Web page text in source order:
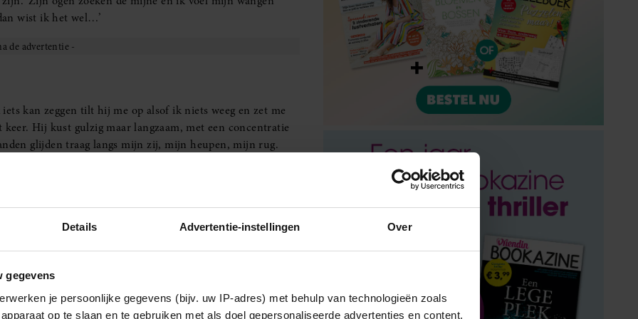
Details Advertentie-instellingen Over
gegevens
je persoonlijke gegevens (bijv. uw IP-adres) met behulp van technologieën zoals
op te slaan en te gebruiken met als doel gepersonaliseerde advertenties en content,
wist ik het wel…’
kan zeggen tilt hij me op alsof ik niets weeg en zet me
Hij kust gulzig maar langzaam, met een concentratie
glijden traag langs mijn zij, mijn heupen, mijn rug.
ik word weer overspoeld door dezelfde gedachten als de
moment neem ik. Na alle pech van de afgelopen weken
zich vanzelf om zijn middel, mijn handen grijpen zijn
wordt, langer, warmer. Zijn lippen dwalen langs mijn
mond.
houding alsof hij door me heen keek. Ik ril, voel mijn
raam staat. Maar mijn gespierde toyboy trekt me dichter
Mijn lijf wint. Mijn gedachten verliezen.